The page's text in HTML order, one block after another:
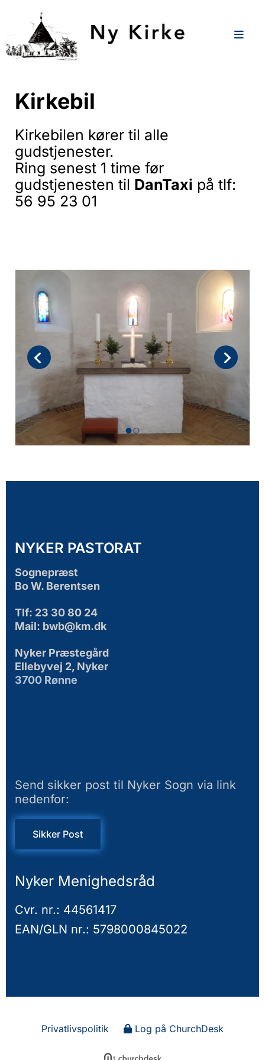
Kirkebil
Kirkebilen kører til alle
gudstjenester.
Ring senest 1 time før
gudstjenesten til DanTaxi på tlf:
56 95 23 01
NYKER PASTORAT
Sognepræst
Bo W. Berentsen
Tlf: 23 30 80 24
Mail: bwb@km.dk
Nyker Præstegård
Ellebyvej 2, Nyker
3700 Rønne
Send sikker post til Nyker Sogn via link
nedenfor:
Sikker Post
Nyker Menighedsråd
Cvr. nr.: 44561417
EAN/GLN nr.: 5798000845022
Privatlivspolitik Log på ChurchDesk